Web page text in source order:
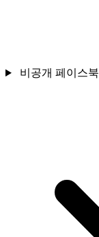
비공개 페이스